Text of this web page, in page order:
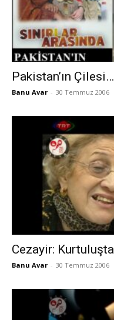
Pakistan’ın Çilesi…
Banu Avar - 30 Temmuz 2006
Cezayir:
Banu Avar - 30 Temmuz 2006